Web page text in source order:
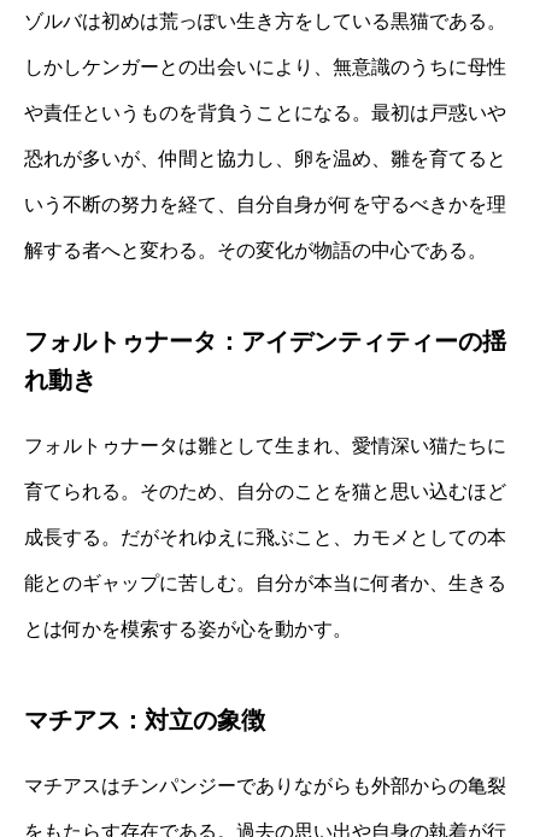
ゾルバは初めは荒っぽい生き方をしている黒猫である。
しかしケンガーとの出会いにより、無意識のうちに母性
や責任というものを背負うことになる。最初は戸惑いや
恐れが多いが、仲間と協力し、卵を温め、雛を育てると
いう不断の努力を経て、自分自身が何を守るべきかを理
解する者へと変わる。その変化が物語の中心である。
フォルトゥナータ：アイデンティティーの揺
れ動き
フォルトゥナータは雛として生まれ、愛情深い猫たちに
育てられる。そのため、自分のことを猫と思い込むほど
成長する。だがそれゆえに飛ぶこと、カモメとしての本
能とのギャップに苦しむ。自分が本当に何者か、生きる
とは何かを模索する姿が心を動かす。
マチアス：対立の象徴
マチアスはチンパンジーでありながらも外部からの亀裂
をもたらす存在である。過去の思い出や自身の執着が行